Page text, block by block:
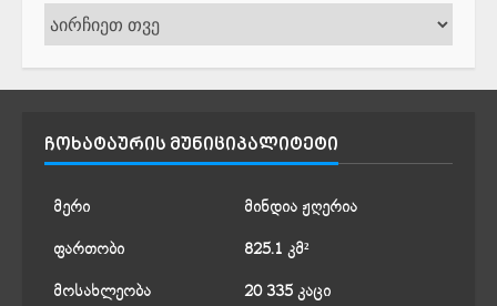
სიახლეების
არქივი
ᲩᲝᲮᲐᲢᲐᲣᲠᲘᲡ ᲛᲣᲜᲘᲪᲘᲞᲐᲚᲘᲢᲔᲢᲘ
მერი
მინდია ჟღერია
ფართობი
825.1 კმ²
მოსახლეობა
20 335 კაცი